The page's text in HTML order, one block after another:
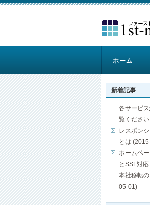
ホーム
新着記事
各サービ
覧くださ
レスポン
とは
ホームペ
とSSL対
本社移転
05-01)